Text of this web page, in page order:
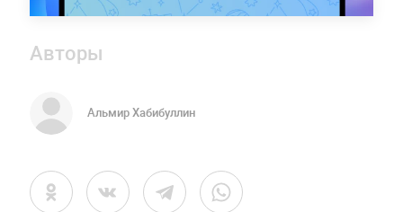
Авторы
Альмир Хабибуллин